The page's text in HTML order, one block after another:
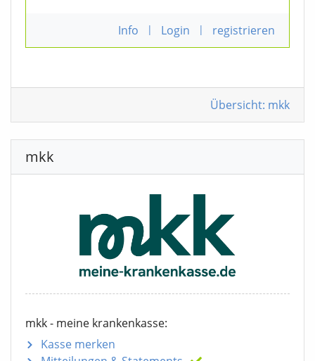
Info | Login | registrieren
Übersicht: mkk
mkk
mkk - meine krankenkasse:
Kasse merken